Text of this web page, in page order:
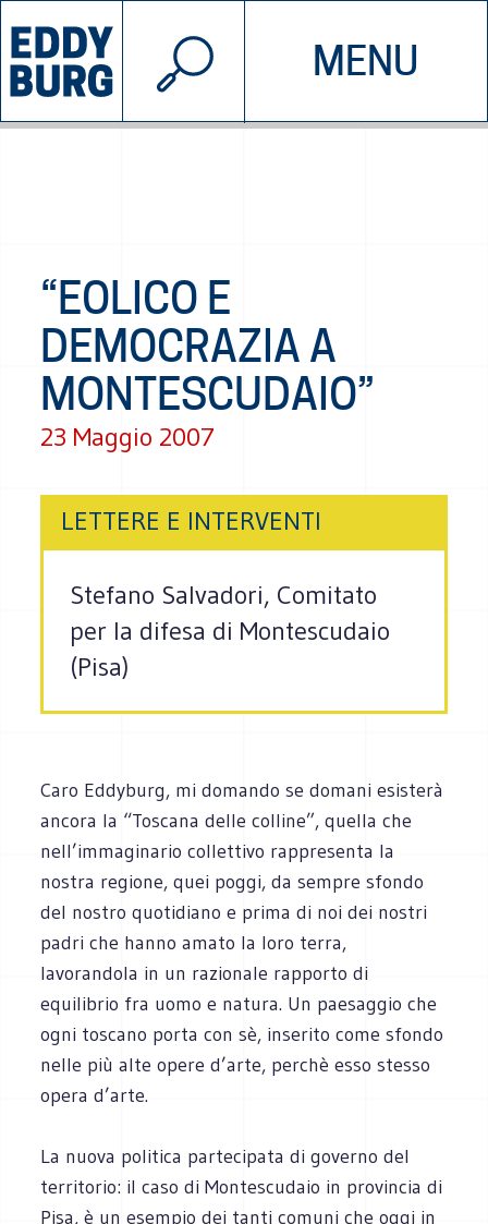
MENU
INIZIATIVE CHI SIAMO
© 2026 EDDYBURG
“EOLICO E
DEMOCRAZIA A
MONTESCUDAIO”
23 Maggio 2007
LETTERE E INTERVENTI
Stefano Salvadori, Comitato
per la difesa di Montescudaio
(Pisa)
Caro Eddyburg, mi domando se domani esisterà
ancora la “Toscana delle colline”, quella che
nell’immaginario collettivo rappresenta la
nostra regione, quei poggi, da sempre sfondo
del nostro quotidiano e prima di noi dei nostri
padri che hanno amato la loro terra,
lavorandola in un razionale rapporto di
equilibrio fra uomo e natura. Un paesaggio che
ogni toscano porta con sè, inserito come sfondo
nelle più alte opere d’arte, perchè esso stesso
opera d’arte.
La nuova politica partecipata di governo del
territorio: il caso di Montescudaio in provincia di
Pisa, è un esempio dei tanti comuni che oggi in